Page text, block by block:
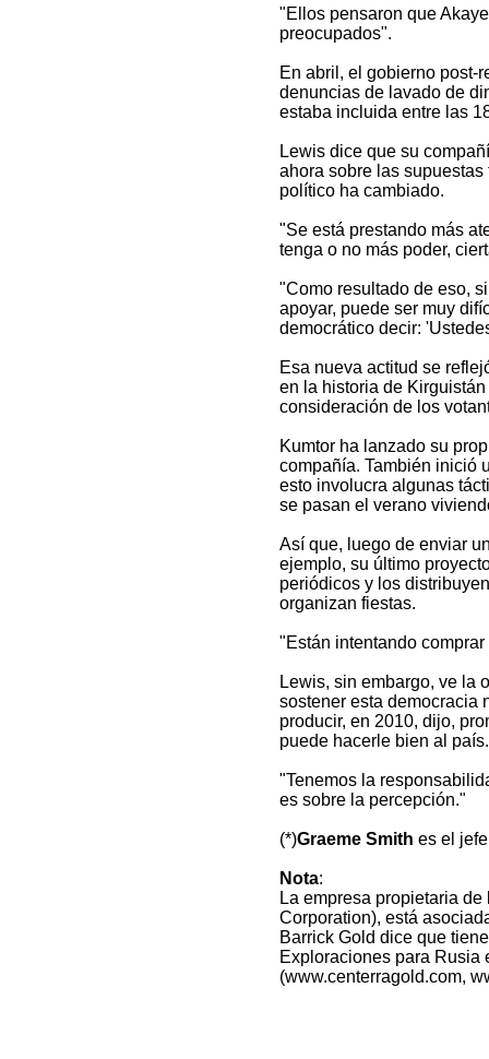
"Ellos pensaron que
preocupados".
En abril, el gobierno post-
denuncias de lavado de
estaba incluida entre las
Lewis dice que su
ahora sobre las
político ha cambiado.
"Se está prestando más
tenga o no más poder,
"Como resultado de eso,
apoyar, puede ser muy
democrático decir:
Esa nueva actitud se
en la historia de
consideración de los
Kumtor ha lanzado su
compañía. También inició
esto involucra algunas
se pasan el verano
Así que, luego de enviar
ejemplo, su último
periódicos y los
organizan fiestas.
"Están intentando
Lewis, sin embargo, ve la
sostener esta democracia
producir, en 2010, dijo,
puede hacerle bien al país.
"Tenemos la
es sobre la percepción."
(*)Graeme Smith es el
Nota:
La empresa propietaria
Corporation), está
Barrick Gold dice que
Exploraciones para Rusia
(www.centerragold.com,